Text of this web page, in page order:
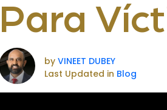
Para
byVINEET DUBEY
Last Updated in Blog